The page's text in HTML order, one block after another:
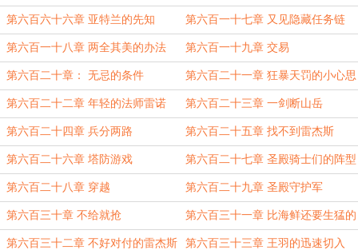
理员
第六百六十六章 亚特兰的先知 第六百一十七章 又见隐藏任务链
第六百一十八章 两全其美的办法 第六百一十九章 交易
第六百二十章： 无忌的条件 第六百二十一章 狂暴天罚的小心思
第六百二十二章 年轻的法师雷诺 第六百二十三章 一剑断山岳
第六百二十四章 兵分两路 第六百二十五章 找不到雷杰斯
第六百二十六章 塔防游戏 第六百二十七章 圣殿骑士们的阵型
第六百二十八章 穿越 第六百二十九章 圣殿守护军
第六百三十章 不给就抢 第六百三十一章 比海鲜还要生猛的
家伙
第六百三十二章 不好对付的雷杰斯 第六百三十三章 王羽的迅速切入